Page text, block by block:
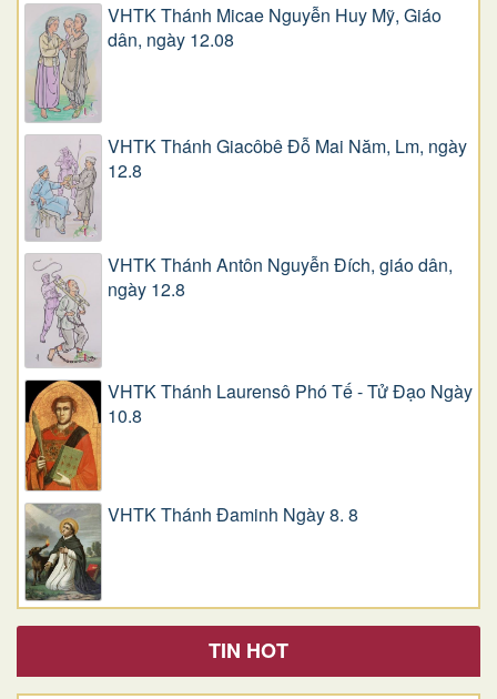
VHTK Thánh Micae Nguyễn Huy Mỹ, Giáo
dân, ngày 12.08
VHTK Thánh Giacôbê Ðỗ Mai Năm, Lm, ngày
12.8
VHTK Thánh Antôn Nguyễn Ðích, giáo dân,
ngày 12.8
VHTK Thánh Laurensô Phó Tế - Tử Đạo Ngày
10.8
VHTK Thánh Đaminh Ngày 8. 8
TIN HOT